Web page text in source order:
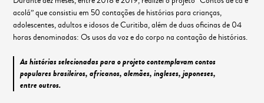
acolá” que consistiu em 50 contações de histórias para crianças,
adolescentes, adultos e idosos de Curitiba, além de duas oficinas de 04
horas denominadas: Os usos da voz e do corpo na contação de histórias.
As histórias selecionadas para o projeto contemplavam contos
populares brasileiros, africanos, alemães, ingleses, japoneses,
entre outros.